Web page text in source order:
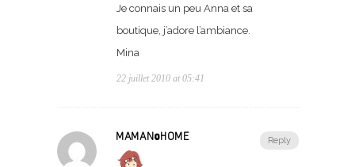
Je connais un peu Anna et sa
boutique, j’adore l’ambiance.
Mina
22 juillet 2010 at 05:41
Reply
MAMAN@HOME